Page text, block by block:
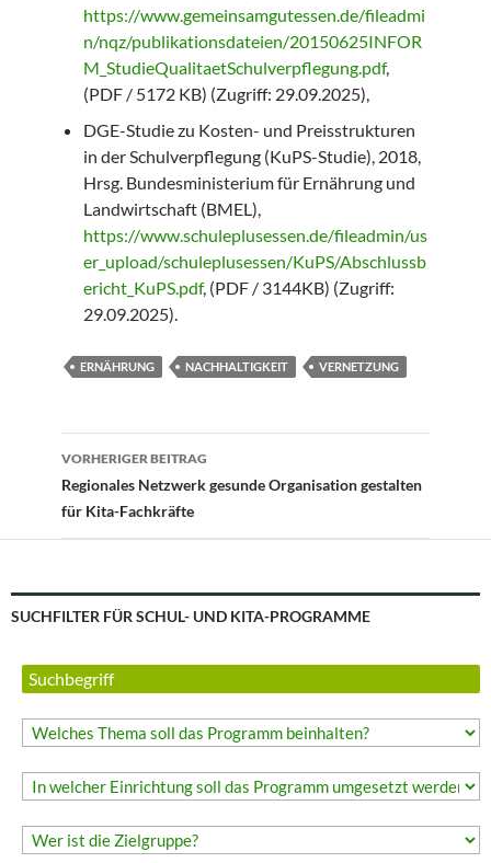
https://www.gemeinsamgutessen.de/fileadmi
n/nqz/publikationsdateien/20150625INFOR
M_StudieQualitaetSchulverpflegung.pdf,
(PDF / 5172 KB) (Zugriff: 29.09.2025),
DGE-Studie zu Kosten- und Preisstrukturen
in der Schulverpflegung (KuPS-Studie), 2018,
Hrsg. Bundesministerium für Ernährung und
Landwirtschaft (BMEL),
https://www.schuleplusessen.de/fileadmin/us
er_upload/schuleplusessen/KuPS/Abschlussb
ericht_KuPS.pdf, (PDF / 3144KB) (Zugriff:
29.09.2025).
ERNÄHRUNG NACHHALTIGKEIT VERNETZUNG
Beitragsnavigation
VORHERIGER BEITRAG
Regionales Netzwerk gesunde Organisation gestalten
für Kita-Fachkräfte
SUCHFILTER FÜR SCHUL- UND KITA-PROGRAMME